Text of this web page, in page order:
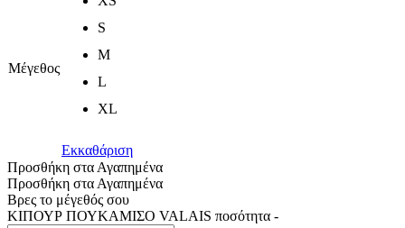
Μέγεθος
S
M
L
XL
Εκκαθάριση
Προσθήκη στα Αγαπημένα
Προσθήκη στα Αγαπημένα
Βρες το μέγεθός σου
ΚΙΠΟΥΡ ΠΟΥΚΑΜΙΣΟ VALAIS ποσότητα -